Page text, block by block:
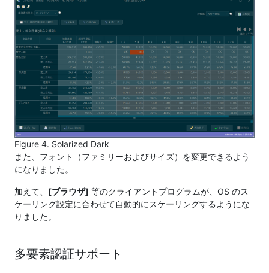
Figure 4. Solarized Dark
また、フォント（ファミリーおよびサイズ）を変更できるよう
になりました。
加えて、 [ブラウザ] 等のクライアントプログラムが、OS のス
ケーリング設定に合わせて自動的にスケーリングするようにな
りました。
多要素認証サポート